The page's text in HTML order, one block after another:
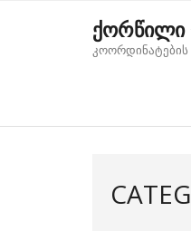
ქორწილი